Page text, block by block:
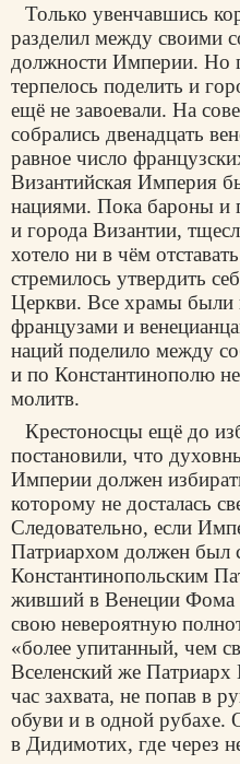
Только увенчавшись
разделил между своими
должности Империи. Но
терпелось поделить и
ещё не завоевали. На
собрались двенадцать
равное число
Византийская Империя
нациями. Пока бароны и
и города Византии,
хотело ни в чём
стремилось утвердить
Церкви. Все храмы были
французами и
наций поделило между
и по Константинополю
молитв.
Крестоносцы ещё до
постановили, что
Империи должен
которому не досталась
Следовательно, если
Патриархом должен был
Константинопольским
живший в Венеции
свою невероятную
«более упитанный, чем
Вселенский же
час захвата, не попав в
обуви и в одной рубахе.
в Дидимотих, где через